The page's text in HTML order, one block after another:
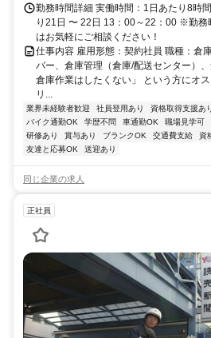
勤務時間詳細 実働時間：1日あたり8時
り21日 〜 22日 13：00～22：00 ※勤務
はお気軽にご相談ください！
仕事内容 雇用形態：契約社員 職種：倉
バー、倉庫管理（倉庫/配送センター）
倉庫作業はしたくない」 という方にオス
リ...
業界未経験者歓迎 社員登用あり 資格取得支援あ
バイク通勤OK
学歴不問 車通勤OK 職場見学可
研修あり
賞与あり ブランクOK 交通費支給 資
友達と応募OK
送迎あり
同じ企業の求人
正社員